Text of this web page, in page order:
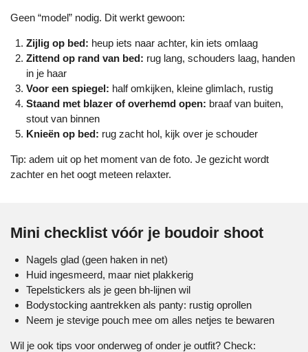
Geen “model” nodig. Dit werkt gewoon:
Zijlig op bed: heup iets naar achter, kin iets omlaag
Zittend op rand van bed: rug lang, schouders laag, handen
in je haar
Voor een spiegel: half omkijken, kleine glimlach, rustig
Staand met blazer of overhemd open: braaf van buiten,
stout van binnen
Knieën op bed: rug zacht hol, kijk over je schouder
Tip: adem uit op het moment van de foto. Je gezicht wordt
zachter en het oogt meteen relaxter.
Mini checklist vóór je boudoir shoot
Nagels glad (geen haken in net)
Huid ingesmeerd, maar niet plakkerig
Tepelstickers als je geen bh-lijnen wil
Bodystocking aantrekken als panty: rustig oprollen
Neem je stevige pouch mee om alles netjes te bewaren
Wil je ook tips voor onderweg of onder je outfit? Check: